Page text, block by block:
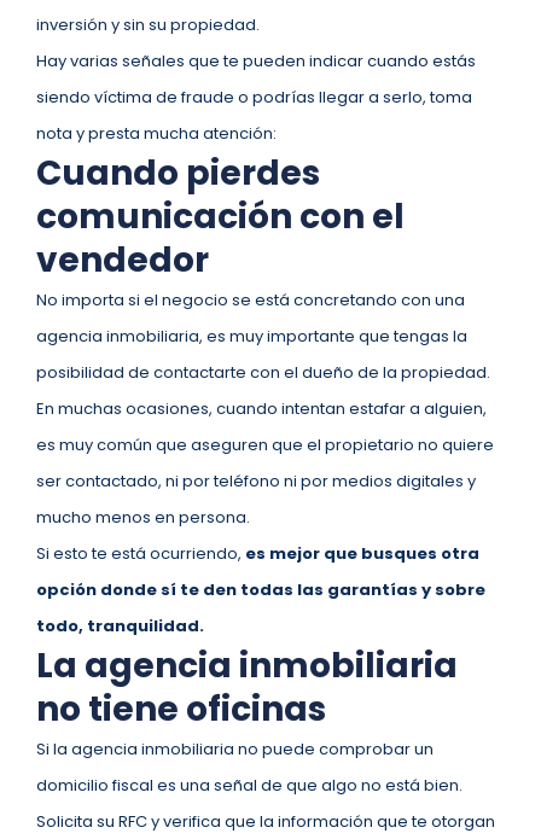
inversión y sin su propiedad.
Hay varias señales que te pueden indicar cuando estás
siendo víctima de fraude o podrías llegar a serlo, toma
nota y presta mucha atención:
Cuando pierdes
comunicación con el
vendedor
No importa si el negocio se está concretando con una
agencia inmobiliaria, es muy importante que tengas la
posibilidad de contactarte con el dueño de la propiedad.
En muchas ocasiones, cuando intentan estafar a alguien,
es muy común que aseguren que el propietario no quiere
ser contactado, ni por teléfono ni por medios digitales y
mucho menos en persona.
Si esto te está ocurriendo, es mejor que busques otra
opción donde sí te den todas las garantías y sobre
todo, tranquilidad.
La agencia inmobiliaria
no tiene oficinas
Si la agencia inmobiliaria no puede comprobar un
domicilio fiscal es una señal de que algo no está bien.
Solicita su RFC y verifica que la información que te otorgan